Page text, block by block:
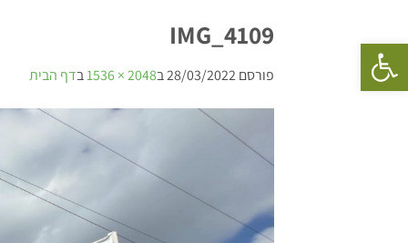
פתח סרגל נגישות IMG_4109
פורסם28/03/2022ב2048 × 1536 בדף הבית